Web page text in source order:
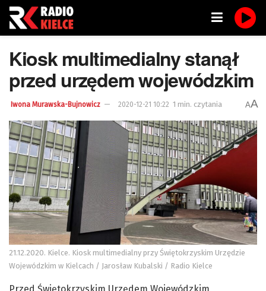
Kiosk multimedialny stanął
przed urzędem wojewódzkim
Iwona Murawska-Bujnowicz 2020-12-21 10:22 1 min. czytania AA
21.12.2020. Kielce. Kiosk multimedialny przy Świętokrzyskim Urzędzie
Wojewódzkim w Kielcach / Jarosław Kubalski / Radio Kielce